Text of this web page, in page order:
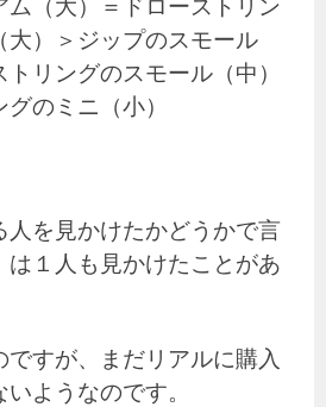
ム（大）＝ドローストリン
大）＞ジップのスモール
トリングのスモール（中）
のミニ（小）
人を見かけたかどうかで言
は１人も見かけたことがあ
すが、まだリアルに購入
ようなのです。